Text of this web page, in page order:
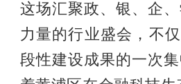
这场汇聚政、银、企
力量的行业盛会，不
段性建设成果的一次